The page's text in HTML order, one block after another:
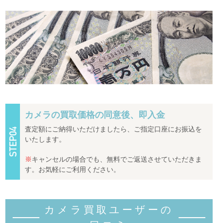
カメラの買取価格の同意後、即入金
査定額にご納得いただけましたら、ご指定口座にお振込を
いたします。
※キャンセルの場合でも、無料でご返送させていただきま
す。お気軽にご利用ください。
カメラ買取ユーザーの